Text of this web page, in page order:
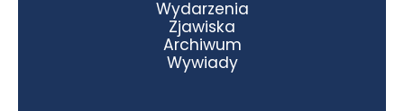
Wydarzenia
Zjawiska
Archiwum
Wywiady